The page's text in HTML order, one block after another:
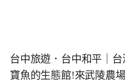
台中旅遊．台中和平｜
寶魚的生態館!來武陵農